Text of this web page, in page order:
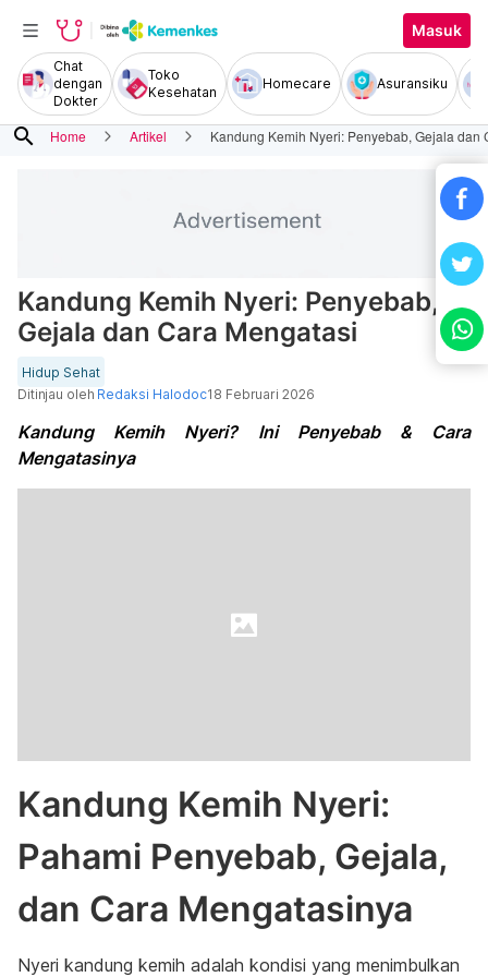
Masuk
Chat
dengan
Dokter
Toko
Kesehatan
Homecare Asuransiku
search Home Artikel Kandung Kemih Nyeri: Penyebab, Gejala dan
Kandung Kemih Nyeri: Penyebab,
Gejala dan Cara Mengatasi
Hidup Sehat
Ditinjau oleh Redaksi Halodoc18 Februari 2026
Kandung Kemih Nyeri? Ini Penyebab & Cara
Mengatasinya
Kandung Kemih Nyeri:
Pahami Penyebab, Gejala,
dan Cara Mengatasinya
Nyeri kandung kemih adalah kondisi yang menimbulkan